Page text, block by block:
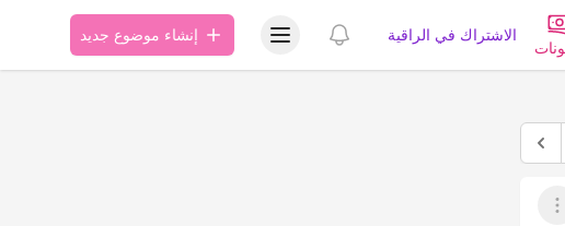
الاشتراك في الراقية عرض الإشعاراتعرض قائمة المستخدمإنشاء موضوع جديد
عرض القائمة